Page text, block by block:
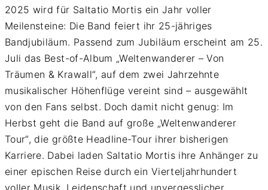
2025 wird für Saltatio Mortis ein Jahr voller
Meilensteine: Die Band feiert ihr 25-jähriges
Bandjubiläum. Passend zum Jubiläum erscheint am 25.
Juli das Best-of-Album „Weltenwanderer – Von
Träumen & Krawall“, auf dem zwei Jahrzehnte
musikalischer Höhenflüge vereint sind – ausgewählt
von den Fans selbst. Doch damit nicht genug: Im
Herbst geht die Band auf große „Weltenwanderer
Tour“, die größte Headline-Tour ihrer bisherigen
Karriere. Dabei laden Saltatio Mortis ihre Anhänger zu
einer epischen Reise durch ein Vierteljahrhundert